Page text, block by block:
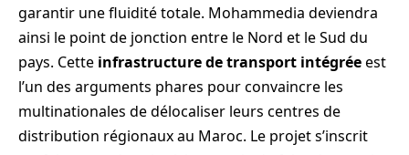
garantir une fluidité totale. Mohammedia deviendra
ainsi le point de jonction entre le Nord et le Sud du
pays. Cette infrastructure de transport intégréeest
l’un des arguments phares pour convaincre les
multinationales de délocaliser leurs centres de
distribution régionaux au Maroc. Le projet s’inscrit